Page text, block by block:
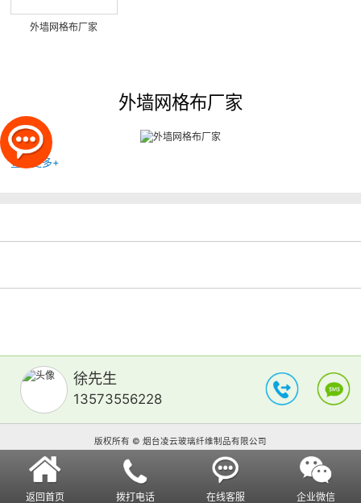
外墙网格布厂家
外墙网格布厂家
查看更多+
徐先生
13573556228
版权所有 © 烟台凌云玻璃纤维制品有限公司
返回首页 拨打电话 在线客服 企业微信